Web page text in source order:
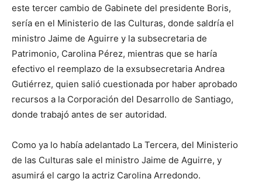
este tercer cambio de Gabinete del presidente Boris,
sería en el Ministerio de las Culturas, donde saldría el
ministro Jaime de Aguirre y la subsecretaria de
Patrimonio, Carolina Pérez, mientras que se haría
efectivo el reemplazo de la exsubsecretaria Andrea
Gutiérrez, quien salió cuestionada por haber aprobado
recursos a la Corporación del Desarrollo de Santiago,
donde trabajó antes de ser autoridad.
Como ya lo había adelantado La Tercera, del Ministerio
de las Culturas sale el ministro Jaime de Aguirre, y
asumirá el cargo la actriz Carolina Arredondo.